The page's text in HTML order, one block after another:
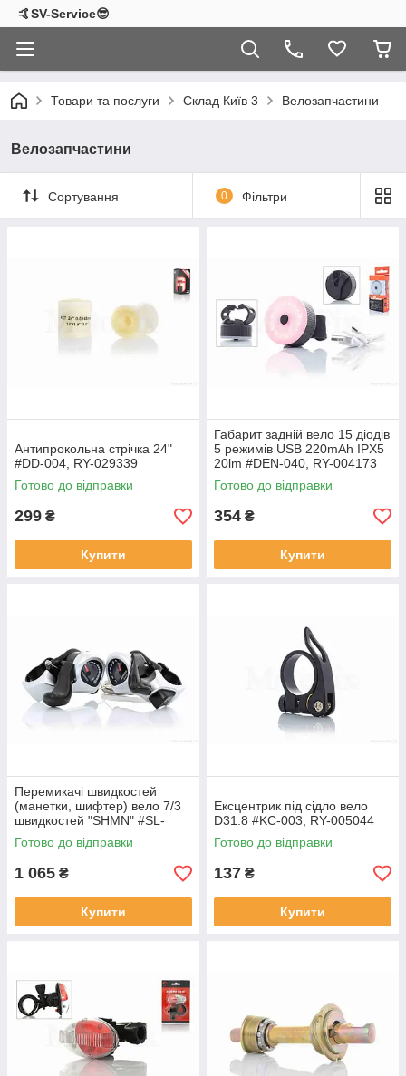
🤙SV-Service😎
Товари та послуги Склад Київ 3 Велозапчастини
Велозапчастини
Сортування 0 Фільтри
Антипрокольна стрічка 24"
#DD-004, RY-029339
Готово до відправки
299 ₴
Купити
Габарит задній вело 15 діодів
5 режимів USB 220mAh IPX5
20lm #DEN-040, RY-004173
Готово до відправки
354 ₴
Купити
Перемикачі швидкостей
(манетки, шифтер) вело 7/3
швидкостей "SHMN" #SL-
TX50/XMN-061, RY-020812
Готово до відправки
1 065 ₴
Купити
Ексцентрик під сідло вело
D31.8 #KC-003, RY-005044
Готово до відправки
137 ₴
Купити